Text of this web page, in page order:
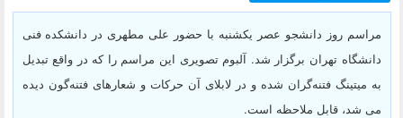
مراسم روز دانشجو عصر یکشنبه با حضور علی مطهری در دانشکده فنی
دانشگاه تهران برگزار شد. آلبوم تصویری این مراسم را که در واقع تبدیل
به میتینگ فتنه‌گران شده و در لابلای آن حرکات و شعارهای فتنه‌گون دیده
می شد، قابل ملاحظه است.